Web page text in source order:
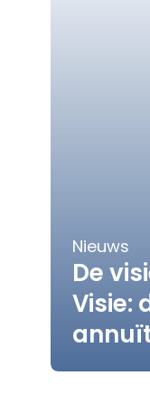
Nieuws
De
Visie: